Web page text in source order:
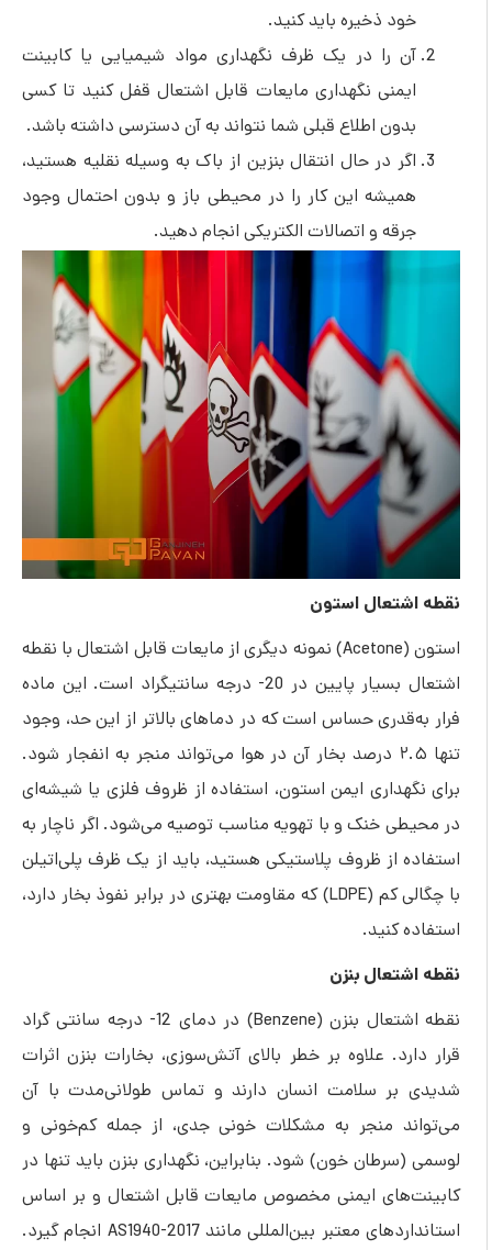
ذخیره باید کنید.
را در یک ظرف نگهداری مواد شیمیایی یا کابینت
نگهداری مایعات قابل اشتعال قفل کنید تا کسی
اطلاع قبلی شما نتواند به آن دسترسی داشته باشد.
در حال انتقال بنزین از باک به وسیله نقلیه هستید،
این کار را در محیطی باز و بدون احتمال وجود
و اتصالات الکتریکی انجام دهید.
استون
استون (Acetone) نمونه دیگری از مایعات قابل اشتعال با نقطه
اشتعال بسیار پایین در 20- درجه سانتیگراد است. این ماده
حساس است که در دماهای بالاتر از این حد، وجود
تنها ۲.۵ درصد بخار آن در هوا می‌تواند منجر به انفجار شود.
ایمن استون، استفاده از ظروف فلزی یا شیشه‌ای
خنک و با تهویه مناسب توصیه می‌شود. اگر ناچار به
از ظروف پلاستیکی هستید، باید از یک ظرف پلی‌اتیلن
با چگالی کم (LDPE) که مقاومت بهتری در برابر نفوذ بخار دارد،
کنید.
بنزن
نقطه اشتعال بنزن (Benzene) در دمای 12- درجه سانتی گراد
علاوه بر خطر بالای آتش‌سوزی، بخارات بنزن اثرات
بر سلامت انسان دارند و تماس طولانی‌مدت با آن
منجر به مشکلات خونی جدی، از جمله کم‌خونی و
خون) شود. بنابراین، نگهداری بنزن باید تنها در
ایمنی مخصوص مایعات قابل اشتعال و بر اساس
استانداردهای معتبر بین‌المللی مانند AS1940-2017 انجام گیرد.